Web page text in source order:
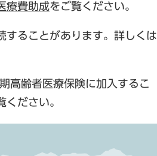
療費助成をご覧ください。
ることがあります。詳しくは
高齢者医療保険に加入するこ
ください。